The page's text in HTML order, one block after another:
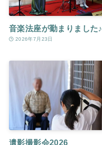
音楽法座が勤まりました♪
2026年7月23日
遺影撮影会2026